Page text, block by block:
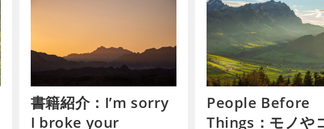
書籍紹介：I’m sorry
I broke your
People Before
Things：モノや